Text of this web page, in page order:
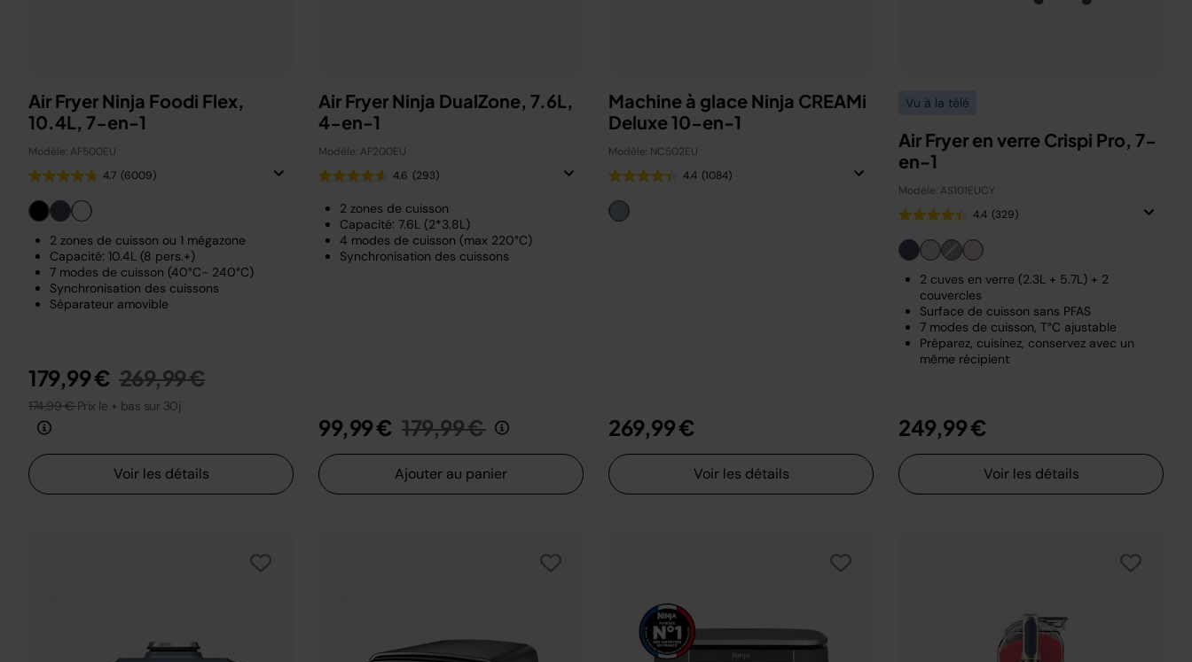
Air Fryer Ninja Foodi Flex,
10.4L, 7-en-1
Modèle: AF500EU
4.7 (6009)
2 zones de cuisson ou 1 mégazone
Capacité: 10.4L (8 pers.+)
7 modes de cuisson (40°C- 240°C)
Synchronisation des cuissons
Séparateur amovible
179,99 € Prix réduit de
269,99 €au
174,99 €Prix le + bas sur 30j
Voir les détails
Air Fryer Ninja DualZone, 7.6L,
4-en-1
Modèle: AF200EU
4.6 (293)
2 zones de cuisson
Capacité: 7.6L (2*3.8L)
4 modes de cuisson (max 220°C)
Synchronisation des cuissons
99,99 € Prix réduit de
179,99 €au
Ajouter au panier
Machine à glace Ninja CREAMi
Deluxe 10-en-1
Modèle: NC502EU
4.4 (1084)
269,99 €
Voir les détails
Vu à la télé
Air Fryer en verre Crispi Pro, 7-
en-1
Modèle: AS101EUCY
4.4 (329)
2 cuves en verre (2.3L + 5.7L) + 2
couvercles
Surface de cuisson sans PFAS
7 modes de cuisson, T°C ajustable
Préparez, cuisinez, conservez avec un
même récipient
249,99 €
Voir les détails